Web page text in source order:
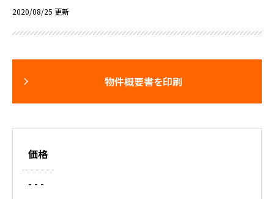
2020/08/25 更新
物件概要書を印刷
価格
- - -